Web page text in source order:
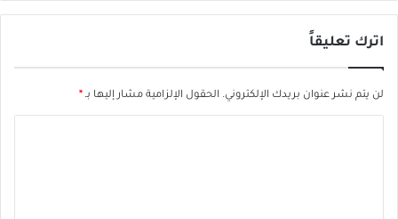
اترك تعليقاً
لن يتم نشر عنوان بريدك الإلكتروني. الحقول الإلزامية مشار إليها بـ *